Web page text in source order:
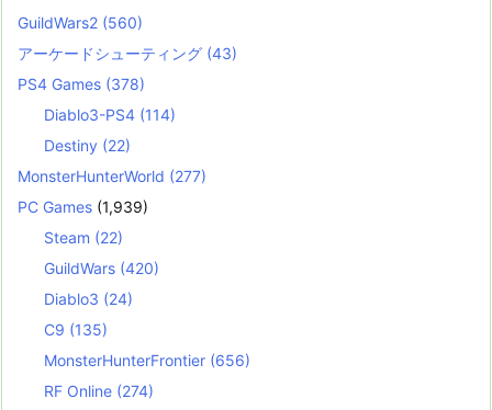
GuildWars2 (560)
アーケードシューティング (43)
PS4 Games (378)
Diablo3-PS4 (114)
Destiny (22)
MonsterHunterWorld (277)
PC Games (1,939)
Steam (22)
GuildWars (420)
Diablo3 (24)
C9 (135)
MonsterHunterFrontier (656)
RF Online (274)